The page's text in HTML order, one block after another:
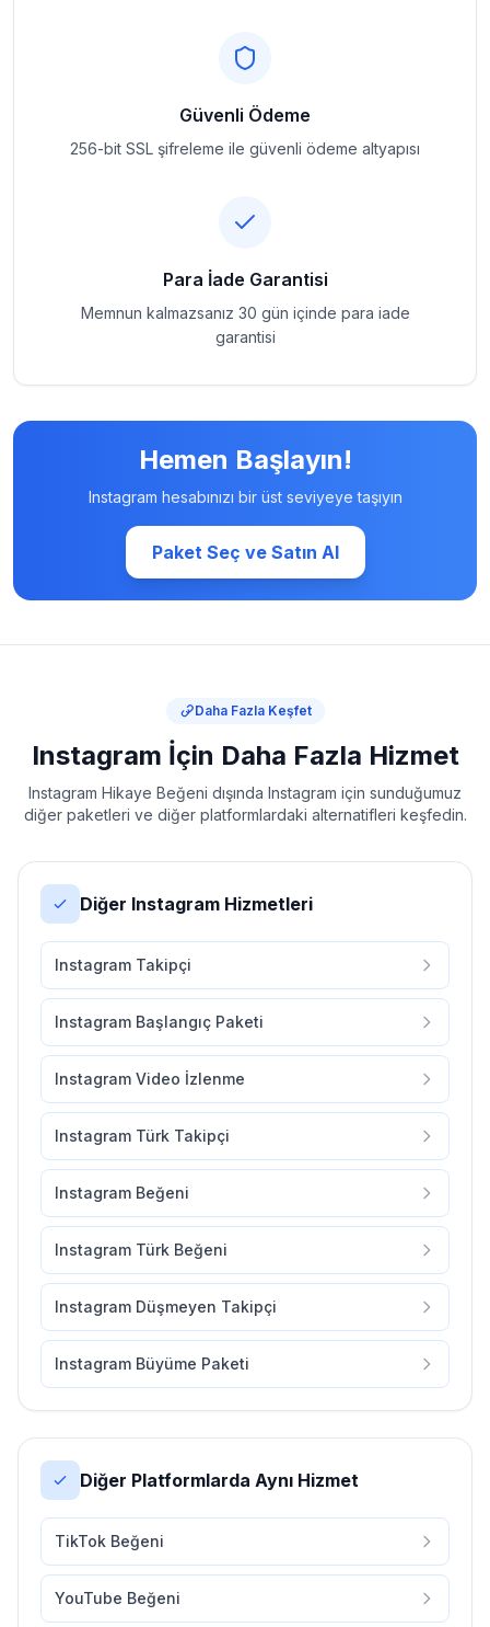
Güvenli Ödeme
256-bit SSL şifreleme ile güvenli ödeme altyapısı
Para İade Garantisi
Memnun kalmazsanız 30 gün içinde para iade
garantisi
Hemen Başlayın!
Instagram hesabınızı bir üst seviyeye taşıyın
Paket Seç ve Satın Al
Daha Fazla Keşfet
Instagram İçin Daha Fazla Hizmet
Instagram Hikaye Beğeni dışında Instagram için sunduğumuz
diğer paketleri ve diğer platformlardaki alternatifleri keşfedin.
Diğer Instagram Hizmetleri
Instagram Takipçi
Instagram Başlangıç Paketi
Instagram Video İzlenme
Instagram Türk Takipçi
Instagram Beğeni
Instagram Türk Beğeni
Instagram Düşmeyen Takipçi
Instagram Büyüme Paketi
Diğer Platformlarda Aynı Hizmet
TikTok Beğeni
YouTube Beğeni